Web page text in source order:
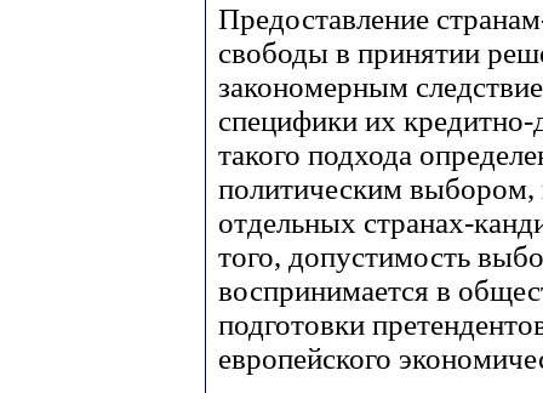
Предоставление
свободы в принятии
закономерным
специфики их
такого подхода
политическим выбором,
отдельных странах-
того, допустимость
воспринимается в
подготовки
европейского